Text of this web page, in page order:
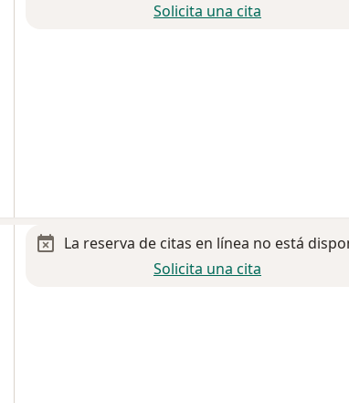
Solicita una cita
La reserva de citas en línea no está
Solicita una cita